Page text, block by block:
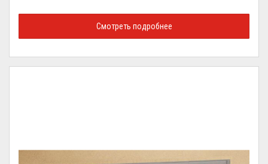
Смотреть подробнее